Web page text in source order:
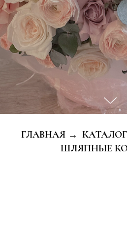
ГЛАВНАЯ → КАТАЛОГ
ШЛЯПНЫЕ